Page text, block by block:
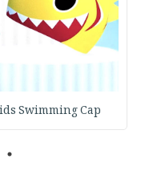
Swimming Cap
1